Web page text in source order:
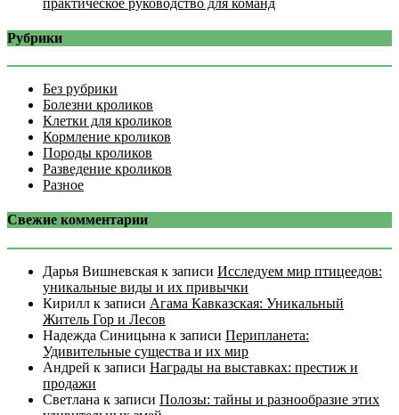
Рубрики
Без рубрики
Болезни кроликов
Клетки для кроликов
Кормление кроликов
Породы кроликов
Разведение кроликов
Разное
Свежие комментарии
Дарья Вишневская к записи Исследуем мир птицеедов:
уникальные виды и их привычки
Кирилл к записи Агама Кавказская: Уникальный
Житель Гор и Лесов
Надежда Синицына к записи Перипланета:
Удивительные существа и их мир
Андрей к записи Награды на выставках: престиж и
продажи
Светлана к записи Полозы: тайны и разнообразие этих